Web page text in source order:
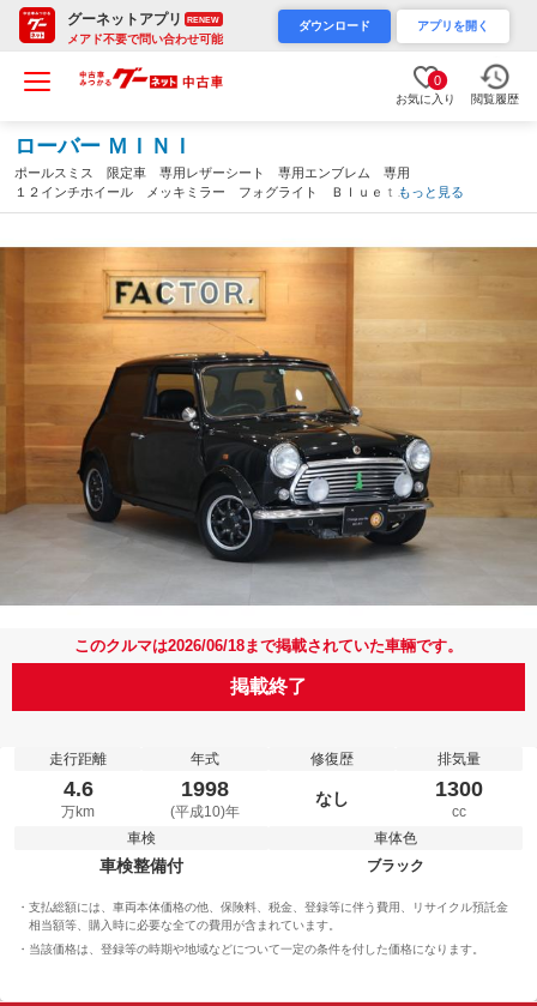
グーネットアプリ RENEW
メアド不要で問い合わせ可能
ダウンロード アプリを開く
0
お気に入り 閲覧履歴
ローバー ＭＩＮＩ
ポールスミス 限定車 専用レザーシート 専用エンブレム 専用
１２インチホイール メッキミラー フォグライト Ｂｌｕｅｔｏ
ｏｔｈオーディオ ＥＴＣ 整備記録簿 保証書（神奈川県）
もっと見る
このクルマは2026/06/18まで掲載されていた車輛です。
掲載終了
走行距離
4.6
万km
年式
1998
(平成10)年
修復歴
なし
排気量
1300
cc
車検
車検整備付
車体色
ブラック
支払総額には、車両本体価格の他、保険料、税金、登録等に伴う費用、リサイクル預託金
相当額等、購入時に必要な全ての費用が含まれています。
当該価格は、登録等の時期や地域などについて一定の条件を付した価格になります。